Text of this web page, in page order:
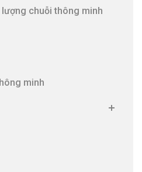
chuỗi thông minh
minh